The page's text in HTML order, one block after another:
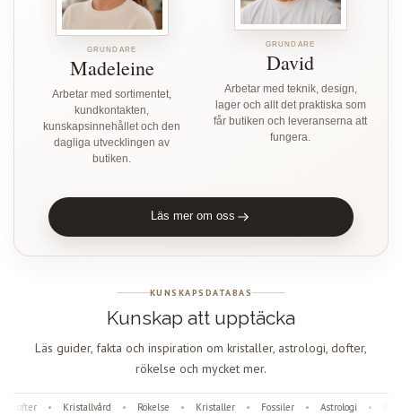
GRUNDARE
Madeleine
Arbetar med sortimentet,
kundkontakten,
kunskapsinnehållet och den
dagliga utvecklingen av
butiken.
GRUNDARE
David
Arbetar med teknik, design,
lager och allt det praktiska som
får butiken och leveranserna att
fungera.
Läs mer om oss
KUNSKAPSDATABAS
Kunskap att upptäcka
Läs guider, fakta och inspiration om kristaller, astrologi, dofter,
rökelse och mycket mer.
Dofter Kristallvård Rökelse Kristaller Fossiler Astrologi